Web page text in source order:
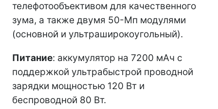
телефотообъективом для качественного
зума, а также двумя 50-Мп модулями
(основной и ультраширокоугольный).
Питание: аккумулятор на 7200 мАч с
поддержкой ультрабыстрой проводной
зарядки мощностью 120 Вт и
беспроводной 80 Вт.